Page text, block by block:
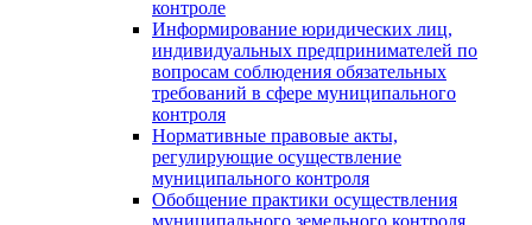
контроле
Информирование юридических лиц,
индивидуальных предпринимателей по
вопросам соблюдения обязательных
требований в сфере муниципального
контроля
Нормативные правовые акты,
регулирующие осуществление
муниципального контроля
Обобщение практики осуществления
муниципального земельного контроля